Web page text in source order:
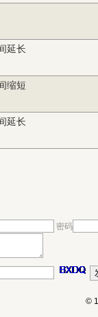
延长
缩短
延长
密码
©